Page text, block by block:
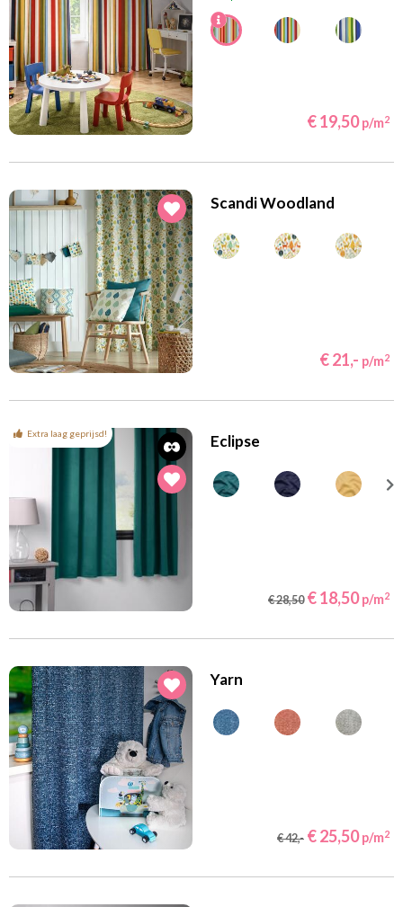
€ 19,50 p/m2
Scandi Woodland
€ 21,- p/m2
Extra laag geprijsd! Eclipse
€ 28,50 € 18,50 p/m2
Yarn
€ 42,- € 25,50 p/m2